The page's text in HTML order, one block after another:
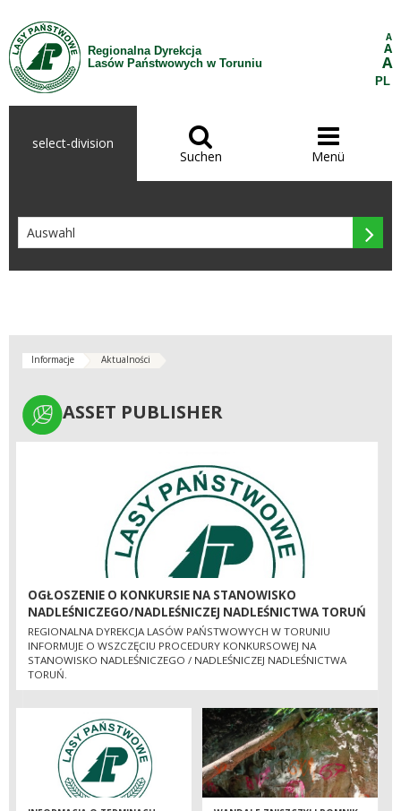
Zum Inhalt wechseln
Regionalna Dyrekcja
Lasów Państwowych w Toruniu
A
A
A
PL
select-division 
Suchen

Menü

Informacje Aktualności
ASSET PUBLISHER
ASSET PUBLISHER
OGŁOSZENIE O KONKURSIE NA STANOWISKO
NADLEŚNICZEGO/NADLEŚNICZEJ NADLEŚNICTWA TORUŃ
REGIONALNA DYREKCJA LASÓW PAŃSTWOWYCH W TORUNIU
INFORMUJE O WSZCZĘCIU PROCEDURY KONKURSOWEJ NA
STANOWISKO NADLEŚNICZEGO / NADLEŚNICZEJ NADLEŚNICTWA
TORUŃ.